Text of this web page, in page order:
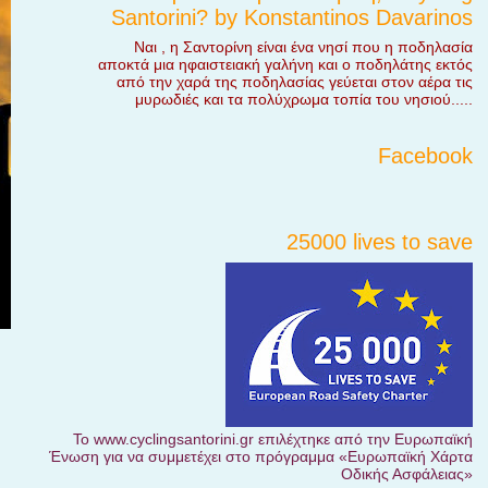
Santorini? by Konstantinos Davarinos
Ναι , η Σαντορίνη είναι ένα νησί που η ποδηλασία
αποκτά μια ηφαιστειακή γαλήνη και ο ποδηλάτης εκτός
από την χαρά της ποδηλασίας γεύεται στον αέρα τις
μυρωδιές και τα πολύχρωμα τοπία του νησιού.....
Facebook
25000 lives to save
Το www.cyclingsantorini.gr επιλέχτηκε από την Ευρωπαϊκή
Ένωση για να συμμετέχει στο πρόγραμμα «Ευρωπαϊκή Χάρτα
Οδικής Ασφάλειας»